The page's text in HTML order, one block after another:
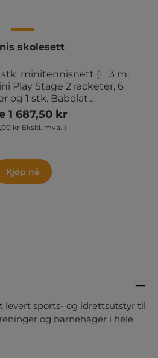
skolesett
cm).
1 687,50 kr
kr Ekskl. mva. )
Kjøp nå
levert sports- og idrettsutstyr til
og barnehager i hele